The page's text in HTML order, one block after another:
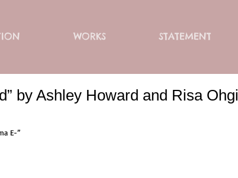
WORKS STATEMENT
by Ashley Howard and Risa Ohgi
E-”